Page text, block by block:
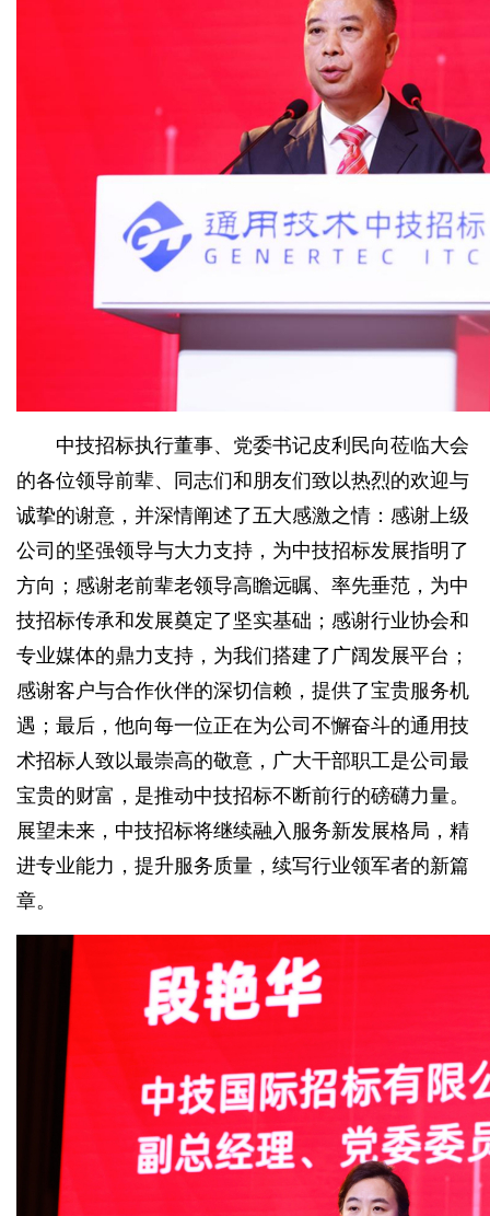
中技招标执行董事、党委书记皮利民向莅临大会
的各位领导前辈、同志们和朋友们致以热烈的欢迎与
诚挚的谢意，并深情阐述了五大感激之情：感谢上级
公司的坚强领导与大力支持，为中技招标发展指明了
方向；感谢老前辈老领导高瞻远瞩、率先垂范，为中
技招标传承和发展奠定了坚实基础；感谢行业协会和
专业媒体的鼎力支持，为我们搭建了广阔发展平台；
感谢客户与合作伙伴的深切信赖，提供了宝贵服务机
遇；最后，他向每一位正在为公司不懈奋斗的通用技
术招标人致以最崇高的敬意，广大干部职工是公司最
宝贵的财富，是推动中技招标不断前行的磅礴力量。
展望未来，中技招标将继续融入服务新发展格局，精
进专业能力，提升服务质量，续写行业领军者的新篇
章。